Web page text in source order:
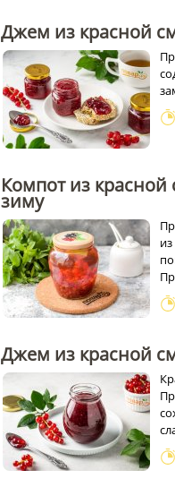
Джем из красной
Компот из
зиму
Джем из красной